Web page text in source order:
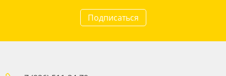
Подписаться